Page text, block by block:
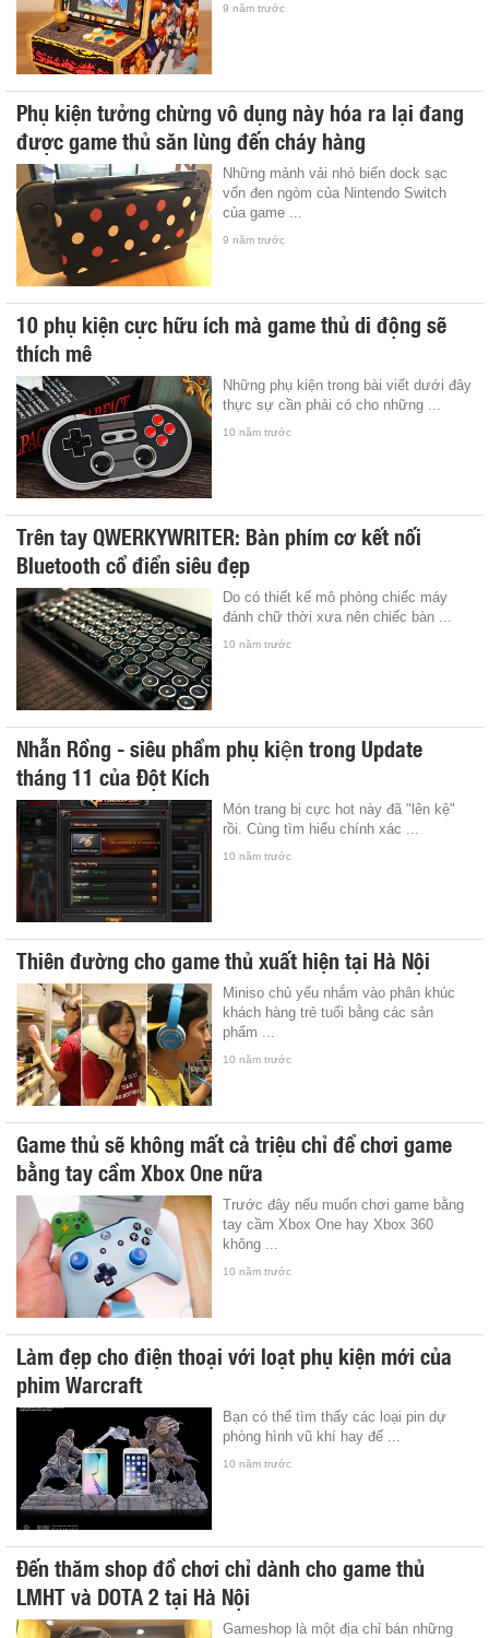
9 năm trước
Phụ kiện tưởng chừng vô dụng này hóa ra lại đang
được game thủ săn lùng đến cháy hàng
Những mảnh vải nhỏ biến dock sạc
vốn đen ngòm của Nintendo Switch
của game ...
9 năm trước
10 phụ kiện cực hữu ích mà game thủ di động sẽ
thích mê
Những phụ kiện trong bài viết dưới đây
thực sự cần phải có cho những ...
10 năm trước
Trên tay QWERKYWRITER: Bàn phím cơ kết nối
Bluetooth cổ điển siêu đẹp
Do có thiết kế mô phỏng chiếc máy
đánh chữ thời xưa nên chiếc bàn ...
10 năm trước
Nhẫn Rồng - siêu phẩm phụ kiện trong Update
tháng 11 của Đột Kích
Món trang bị cực hot này đã "lên kệ"
rồi. Cùng tìm hiểu chính xác ...
10 năm trước
Thiên đường cho game thủ xuất hiện tại Hà Nội
Miniso chủ yếu nhắm vào phân khúc
khách hàng trẻ tuổi bằng các sản
phẩm ...
10 năm trước
Game thủ sẽ không mất cả triệu chỉ để chơi game
bằng tay cầm Xbox One nữa
Trước đây nếu muốn chơi game bằng
tay cầm Xbox One hay Xbox 360
không ...
10 năm trước
Làm đẹp cho điện thoại với loạt phụ kiện mới của
phim Warcraft
Bạn có thể tìm thấy các loại pin dự
phòng hình vũ khí hay đế ...
10 năm trước
Đến thăm shop đồ chơi chỉ dành cho game thủ
LMHT và DOTA 2 tại Hà Nội
Gameshop là một địa chỉ bán những